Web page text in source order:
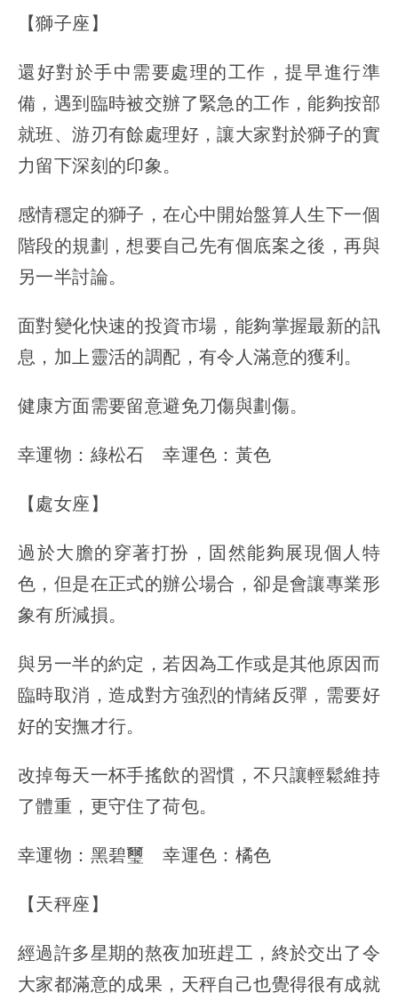
【獅子座】
還好對於手中需要處理的工作，提早進行準
備，遇到臨時被交辦了緊急的工作，能夠按部
就班、游刃有餘處理好，讓大家對於獅子的實
力留下深刻的印象。
感情穩定的獅子，在心中開始盤算人生下一個
階段的規劃，想要自己先有個底案之後，再與
另一半討論。
面對變化快速的投資市場，能夠掌握最新的訊
息，加上靈活的調配，有令人滿意的獲利。
健康方面需要留意避免刀傷與劃傷。
幸運物：綠松石 幸運色：黃色
【處女座】
過於大膽的穿著打扮，固然能夠展現個人特
色，但是在正式的辦公場合，卻是會讓專業形
象有所減損。
與另一半的約定，若因為工作或是其他原因而
臨時取消，造成對方強烈的情緒反彈，需要好
好的安撫才行。
改掉每天一杯手搖飲的習慣，不只讓輕鬆維持
了體重，更守住了荷包。
幸運物：黑碧璽 幸運色：橘色
【天秤座】
經過許多星期的熬夜加班趕工，終於交出了令
大家都滿意的成果，天秤自己也覺得很有成就